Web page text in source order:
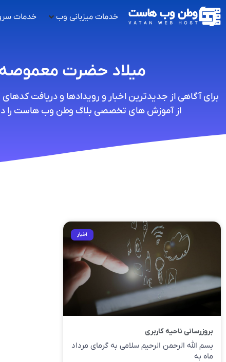
خدمات میزبانی وب خدمات
میلاد حضرت
برای آگاهی از جدیدترین اخبار و رویدادها و دریافت
از آموزش های تخصصی بلاگ وطن وب هاست را
اخبار
بروزرسانی ناحیه کاربری
بسم الله الرحمن الرحیم سلامی به گرمای مرداد
ماه به